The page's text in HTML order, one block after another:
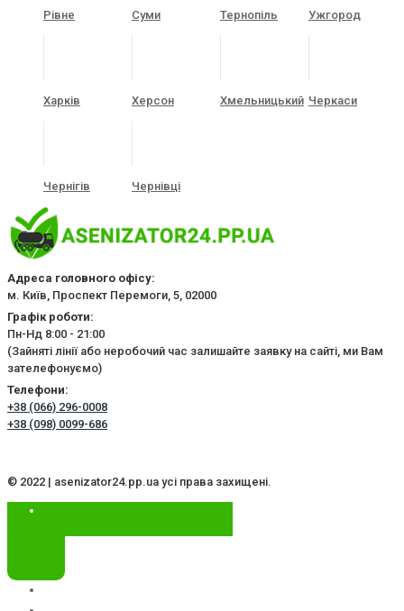
Рівне Суми Тернопіль Ужгород
Харків Херсон Хмельницький Черкаси
Чернігів Чернівці
Адреса головного офісу:
м. Київ, Проспект Перемоги, 5, 02000
Графік роботи:
Пн-Нд 8:00 - 21:00
(Зайняті лінії або неробочий час залишайте заявку на сайті, ми Вам
зателефонуємо)
Телефони:
+38 (066) 296-0008
+38 (098) 0099-686
© 2022 | asenizator24.pp.ua усі права захищені.